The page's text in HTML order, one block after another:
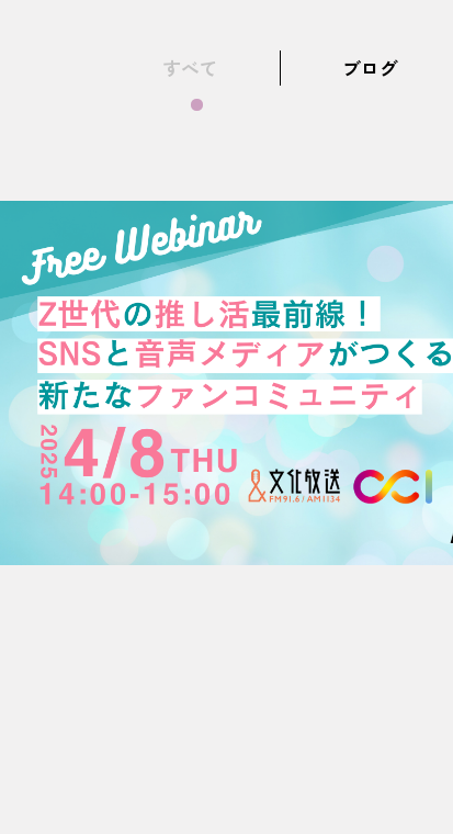
すべて ブログ